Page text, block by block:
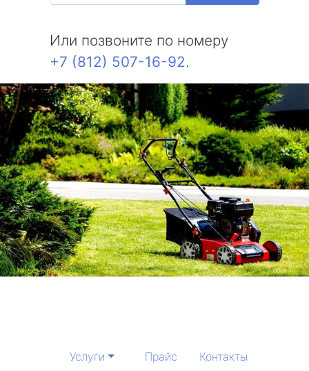
Или позвоните по номеру
+7 (812) 507-16-92.
Услуги Прайс Контакты